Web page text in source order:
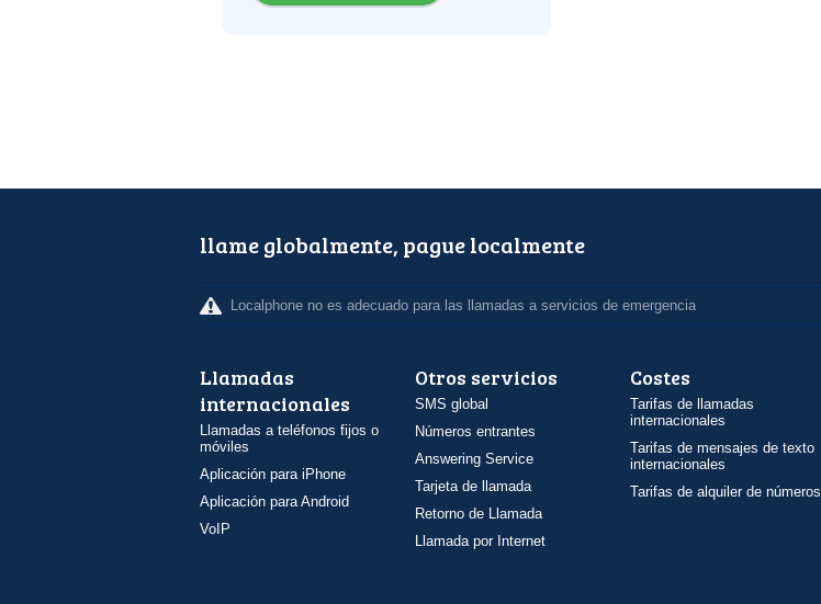
llame globalmente, pague localmente
Localphone no es adecuado para las llamadas a servicios de emergencia
Llamadas
internacionales
Llamadas a teléfonos fijos o
móviles
Aplicación para iPhone
Aplicación para Android
VoIP
Otros servicios
SMS global
Números entrantes
Answering Service
Tarjeta de llamada
Retorno de Llamada
Llamada por Internet
Costes
Tarifas de llamadas
internacionales
Tarifas de mensajes de texto
internacionales
Tarifas de alquiler de números